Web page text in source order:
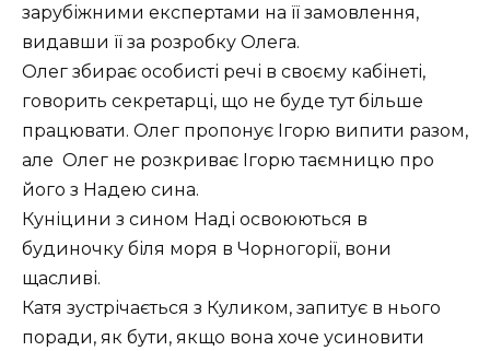
зарубіжними експертами на її замовлення,
видавши її за розробку Олега.
Олег збирає особисті речі в своєму кабінеті,
говорить секретарці, що не буде тут більше
працювати. Олег пропонує Ігорю випити разом,
але Олег не розкриває Ігорю таємницю про
його з Надею сина.
Куніцини з сином Наді освоюються в
будиночку біля моря в Чорногорії, вони
щасливі.
Катя зустрічається з Куликом, запитує в нього
поради, як бути, якщо вона хоче усиновити